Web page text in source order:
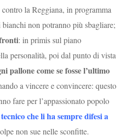
la Reggiana, in programma
non potranno più sbagliare;
: in primis sul piano
personalità, poi dal punto di vista
pallone come se fosse l’ultimo
a vincere e convincere: questo
fare per l’appassionato popolo
che li ha sempre difesi a
non sue nelle sconfitte.